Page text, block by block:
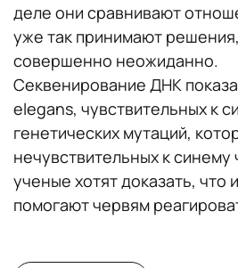
деле они сравнивают
уже так принимают
совершенно неожиданно.
Секвенирование ДНК
elegans, чувствительных к
генетических мутаций,
нечувствительных к
ученые хотят доказать, что
помогают червям